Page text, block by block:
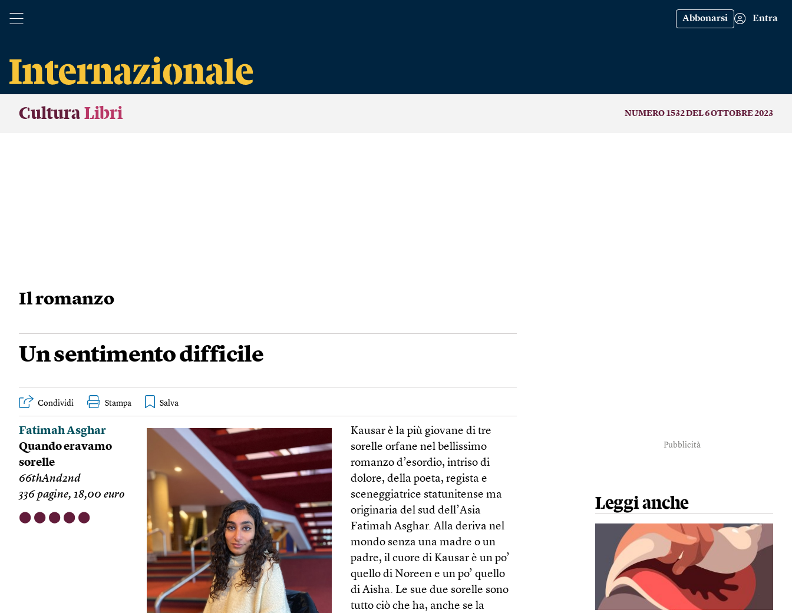
Abbonarsi Entra
Cultura Libri NUMERO 1532 DEL 6 OTTOBRE 2023
Il romanzo
Un sentimento difficile
Condividi Stampa
Fatimah Asghar
Quando eravamo
sorelle
66thAnd2nd
336 pagine, 18,00 euro
⬤ ⬤ ⬤ ⬤ ⬤
Kausar è la più giovane di tre
sorelle orfane nel bellissimo
romanzo d’esordio, intriso di
dolore, della poeta, regista e
sceneggiatrice statunitense ma
originaria del sud dell’Asia
Fatimah Asghar. Alla deriva nel
mondo senza una madre o un
padre, il cuore di Kausar è un po’
quello di Noreen e un po’ quello
di Aisha. Le sue due sorelle sono
tutto ciò che ha, anche se la
Pubblicità
Leggi anche